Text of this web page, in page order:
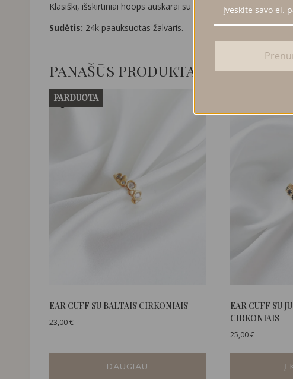
Klasiški, išskirtiniai hoops auskarai su vingiuotu raštu.
Sudėtis: 24k paauksuotas žalvaris.
PANAŠŪS PRODUKTAI
PARDUOTA
EAR CUFF SU BALTAIS CIRKONIAIS
23,00€
DAUGIAU
EAR CUFF SU
CIRKONIAIS
25,00€
Į